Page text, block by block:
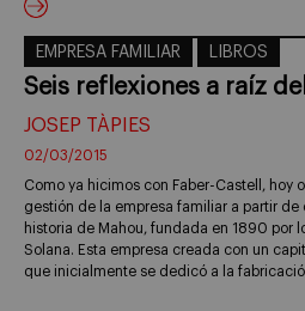
EMPRESA FAMILIAR LIBROS
Seis reflexiones a raíz
JOSEP TÀPIES
02/03/2015
Como ya hicimos con Faber-Castell, hoy
gestión de la empresa familiar a partir de
historia de Mahou, fundada en 1890 por
Solana. Esta empresa creada con un
que inicialmente se dedicó a la